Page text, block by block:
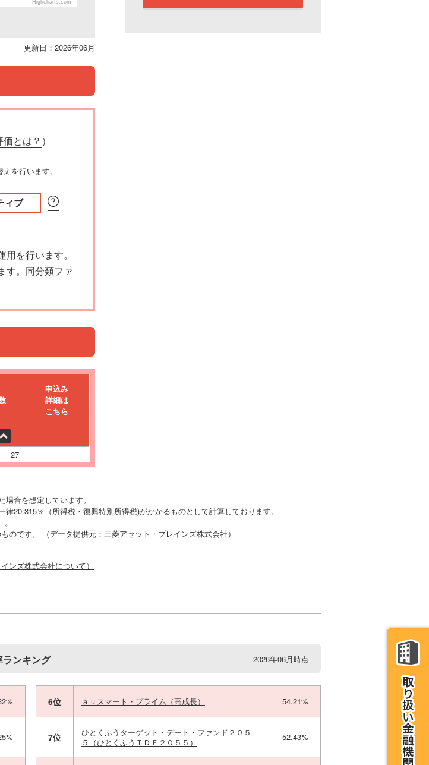
Highcharts.com
更新日：2026年06月
とは？ ）
を行います。
ィブ
を行います。
す。同分類ファ
申込み
詳細は
こちら
27
合を想定しています。
20.315％（所得税・復興特別所得税)がかかるものとして計算しております。
です。 （データ提供元：三菱アセット・ブレインズ株式会社）
ンズ株式会社について）
ンキング 2026年06月時点
6位 ａｕスマート・プライム（高成長） 54.21%
7位
ひとくふうターゲット・デート・ファンド２０５
５（ひとくふうＴＤＦ２０５５）
52.43%